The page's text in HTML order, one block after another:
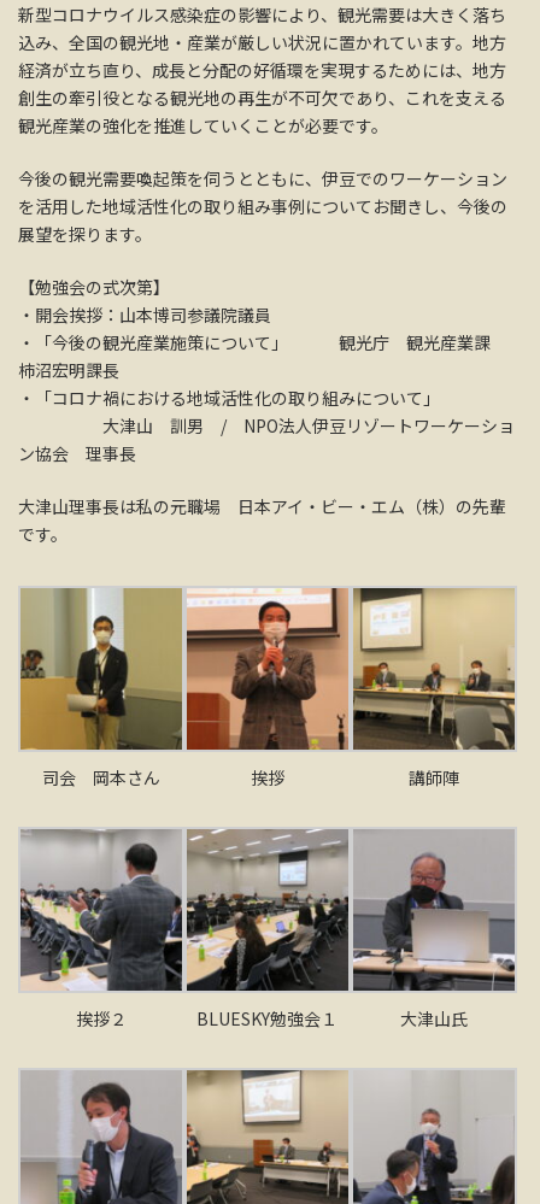
新型コロナウイルス感染症の影響により、観光需要は大きく落ち
込み、全国の観光地・産業が厳しい状況に置かれています。地方
経済が立ち直り、成長と分配の好循環を実現するためには、地方
創生の牽引役となる観光地の再生が不可欠であり、これを支える
観光産業の強化を推進していくことが必要です。
今後の観光需要喚起策を伺うとともに、伊豆でのワーケーション
を活用した地域活性化の取り組み事例についてお聞きし、今後の
展望を探ります。
【勉強会の式次第】
・開会挨拶：山本博司参議院議員
・「今後の観光産業施策について」 観光庁 観光産業課
柿沼宏明課長
・「コロナ禍における地域活性化の取り組みについて」
大津山 訓男 / NPO法人伊豆リゾートワーケーショ
ン協会 理事長
大津山理事長は私の元職場 日本アイ・ビー・エム（株）の先輩
です。
司会 岡本さん 挨拶 講師陣
挨拶２ BLUESKY勉強会１ 大津山氏